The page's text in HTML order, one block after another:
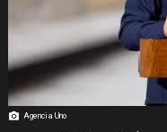
Agencia Uno